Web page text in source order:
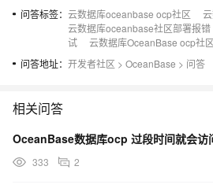
问答标签： 云数据库oceanbase ocp社区
云数据库oceanbase社区部署报错
试
云数据库OceanBase ocp社
问答地址： 开发者社区 > OceanBase > 问答
相关问答
333 2